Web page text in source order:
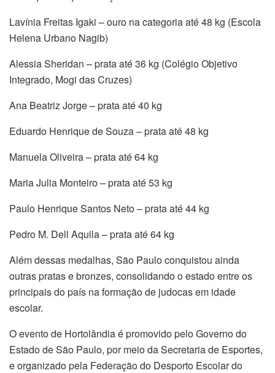
Lavínia Freitas Igaki – ouro na categoria até 48 kg (Escola
Helena Urbano Nagib)
Alessia Sheridan – prata até 36 kg (Colégio Objetivo
Integrado, Mogi das Cruzes)
Ana Beatriz Jorge – prata até 40 kg
Eduardo Henrique de Souza – prata até 48 kg
Manuela Oliveira – prata até 64 kg
Maria Julia Monteiro – prata até 53 kg
Paulo Henrique Santos Neto – prata até 44 kg
Pedro M. Dell Aquila – prata até 64 kg
Além dessas medalhas, São Paulo conquistou ainda
outras pratas e bronzes, consolidando o estado entre os
principais do país na formação de judocas em idade
escolar.
O evento de Hortolândia é promovido pelo Governo do
Estado de São Paulo, por meio da Secretaria de Esportes,
e organizado pela Federação do Desporto Escolar do